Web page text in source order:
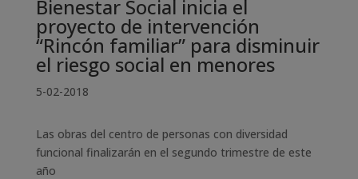
Bienestar Social inicia el
proyecto de intervención
“Rincón familiar” para disminuir
el riesgo social en menores
5-02-2018
Las obras del centro de personas con diversidad
funcional finalizarán en el segundo trimestre de este
año